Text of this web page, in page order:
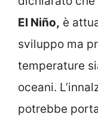
El Niño, è
sviluppo ma
temperature
oceani.
potrebbe